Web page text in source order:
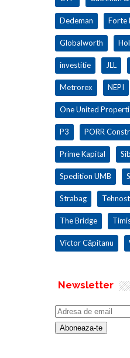
Dedeman Forte
Globalworth
investitie JLL
Metrorex NEPI
One United
P3 PORR
Prime Kapital
Spedition UMB
Strabag
The Bridge
Victor Căpitanu
Newsletter